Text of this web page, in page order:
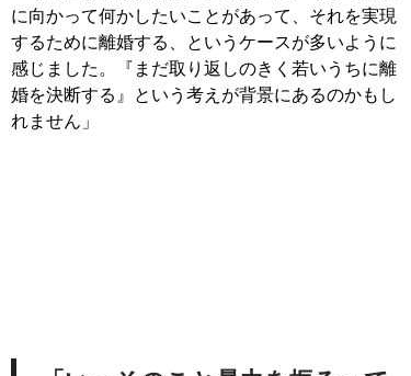
に向かって何かしたいことがあって、それを実現
するために離婚する、というケースが多いように
感じました。『まだ取り返しのきく若いうちに離
婚を決断する』という考えが背景にあるのかもし
れません」